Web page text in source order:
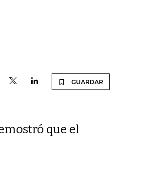
GUARDAR
que el